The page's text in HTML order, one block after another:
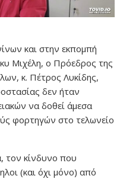
και στην εκπομπή
Μιχέλη, ο Πρόεδρος της
κ. Πέτρος Λυκίδης,
δεν ήταν
να δοθεί άμεσα
φορτηγών στο τελωνείο
τον κίνδυνο που
(και όχι μόνο) από